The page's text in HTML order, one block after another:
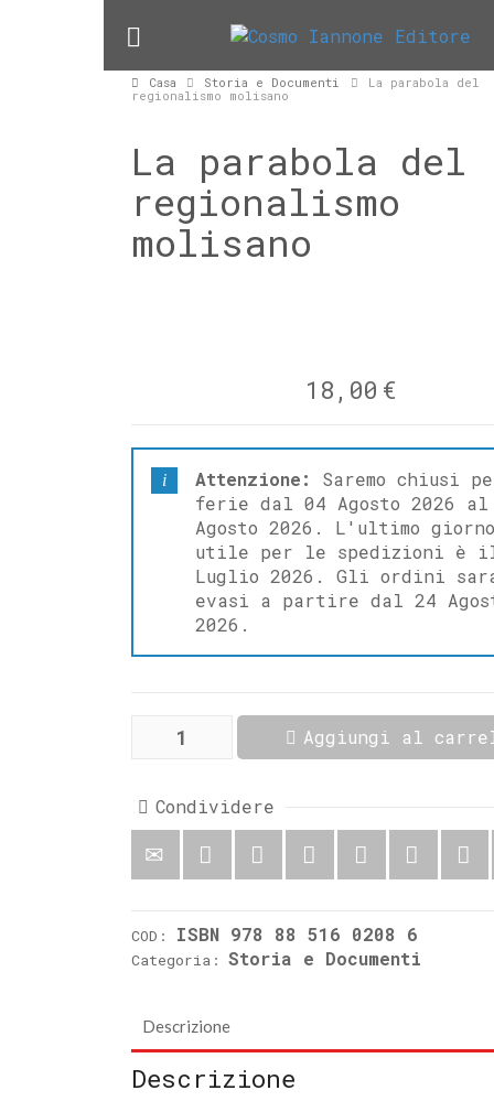
Casa Storia e Documenti
La parabola del
regionalismo molisano
La parabola del
regionalismo
molisano
18,00 €
Attenzione:
Saremo chiusi
ferie dal 04 Agosto 2026 al
Agosto 2026. L'ultimo
utile per le spedizioni è
Luglio 2026. Gli ordini
evasi a partire dal 24
2026.
parabola
quantità
Aggiungi al
Condividere
COD: ISBN 978 88 516 0208 6
Categoria:Storia e Documenti
Descrizione
Descrizione